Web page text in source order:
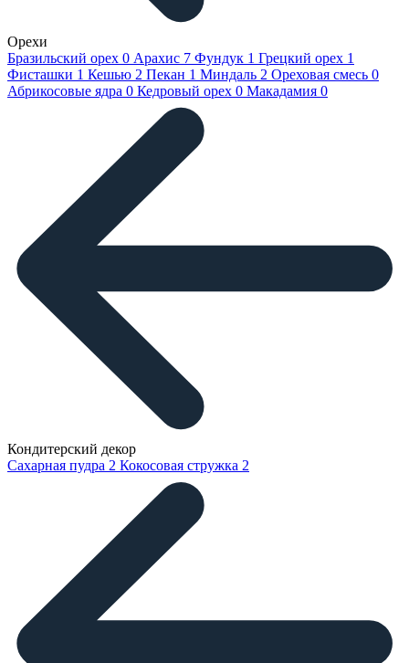
Орехи
Бразильский орех 0 Арахис 7 Фундук 1 Грецкий орех 1
Фисташки 1 Кешью 2 Пекан 1 Миндаль 2 Ореховая смесь 0
Абрикосовые ядра 0 Кедровый орех 0 Макадамия 0
Кондитерский декор
Сахарная пудра 2 Кокосовая стружка 2